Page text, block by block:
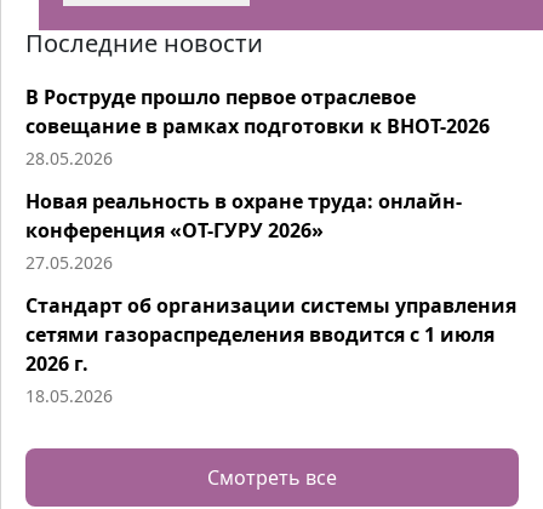
Последние новости
В Роструде прошло первое отраслевое
совещание в рамках подготовки к ВНОТ-2026
28.05.2026
Новая реальность в охране труда: онлайн-
конференция «ОТ-ГУРУ 2026»
27.05.2026
Стандарт об организации системы управления
сетями газораспределения вводится с 1 июля
2026 г.
18.05.2026
Смотреть все